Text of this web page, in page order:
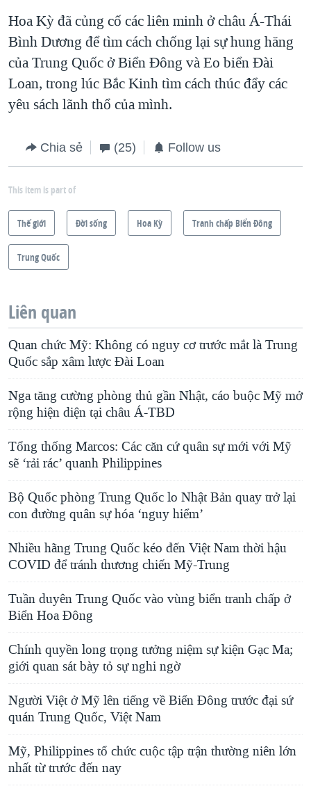
Hoa Kỳ đã củng cố các liên minh ở châu Á-Thái
Bình Dương để tìm cách chống lại sự hung hăng
của Trung Quốc ở Biển Đông và Eo biển Đài
Loan, trong lúc Bắc Kinh tìm cách thúc đẩy các
yêu sách lãnh thổ của mình.
Chia sẻ (25) Follow us
This item is part of
Thế giới Ðời sống Hoa Kỳ Tranh chấp Biển Đông
Trung Quốc
Liên quan
Quan chức Mỹ: Không có nguy cơ trước mắt là Trung
Quốc sắp xâm lược Đài Loan
Nga tăng cường phòng thủ gần Nhật, cáo buộc Mỹ mở
rộng hiện diện tại châu Á-TBD
Tổng thống Marcos: Các căn cứ quân sự mới với Mỹ
sẽ ‘rải rác’ quanh Philippines
Bộ Quốc phòng Trung Quốc lo Nhật Bản quay trở lại
con đường quân sự hóa ‘nguy hiểm’
Nhiều hãng Trung Quốc kéo đến Việt Nam thời hậu
COVID để tránh thương chiến Mỹ-Trung
Tuần duyên Trung Quốc vào vùng biển tranh chấp ở
Biển Hoa Đông
Chính quyền long trọng tưởng niệm sự kiện Gạc Ma;
giới quan sát bày tỏ sự nghi ngờ
Người Việt ở Mỹ lên tiếng về Biển Đông trước đại sứ
quán Trung Quốc, Việt Nam
Mỹ, Philippines tổ chức cuộc tập trận thường niên lớn
nhất từ trước đến nay